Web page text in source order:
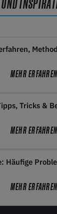
MEHR ERFAHREN
Tricks &
MEHR ERFAHREN
Häufige
MEHR ERFAHREN